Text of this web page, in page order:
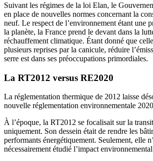
Suivant les régimes de la loi Elan, le
en place de nouvelles normes concernant la
neuf. Le respect de l’environnement étant une
la planète, la France prend le devant dans la
réchauffement climatique. Étant donné que
plusieurs reprises par la canicule, réduire
serre est dans ses préoccupations primordiales.
La RT2012 versus RE2020
La réglementation thermique de 2012 laisse
nouvelle réglementation environnementale
À l’époque, la RT2012 se focalisait sur la
uniquement. Son dessein était de rendre les
performants énergétiquement. Seulement, elle
nécessairement étudié l’impact